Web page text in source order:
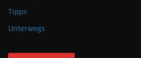
Tipps
Unterwegs